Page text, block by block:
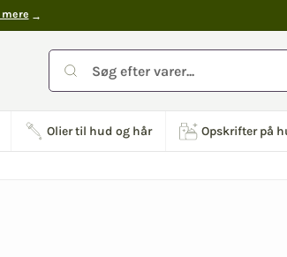
Olier til hud og hår Opskrifter på